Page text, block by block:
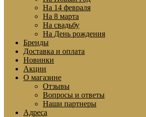
На 14 февраля
На 8 марта
На свадьбу
На День рождения
Бренды
Доставка и оплата
Новинки
Акции
О магазине
Отзывы
Вопросы и ответы
Наши партнеры
Адреса